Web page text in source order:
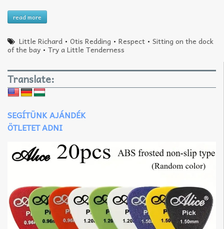
read more
Little Richard •Otis Redding •Respect •Sitting on the dock
of the bay • Try a Little Tenderness
Translate:
SEGÍTÜNK AJÁNDÉK
ÖTLETET ADNI